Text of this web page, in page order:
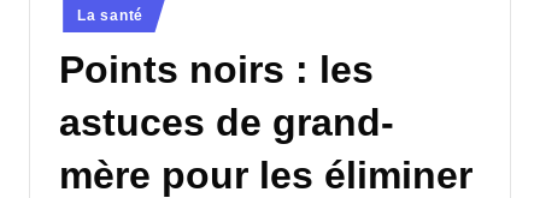
Posted
in
La santé
Points noirs : les
astuces de grand-
mère pour les éliminer